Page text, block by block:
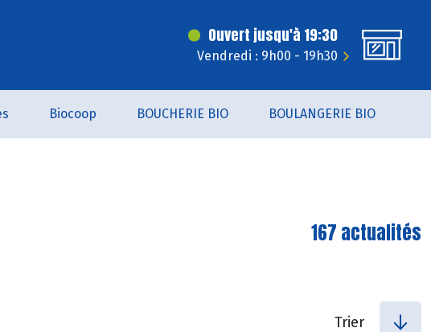
Ouvert jusqu'à 19:30
Vendredi : 9h00 - 19h30
Biocoop BOUCHERIE BIO BOULANGERIE BIO
167 actualités
Trier